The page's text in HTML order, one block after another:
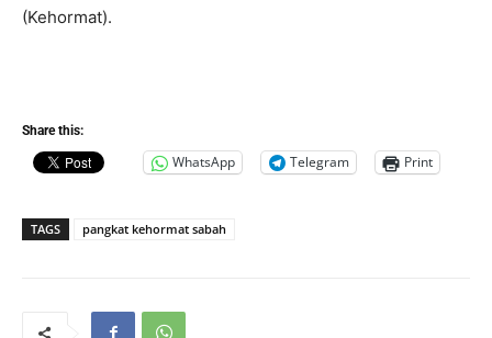
(Kehormat).
Share this:
WhatsApp Telegram Print
TAGS pangkat kehormat sabah